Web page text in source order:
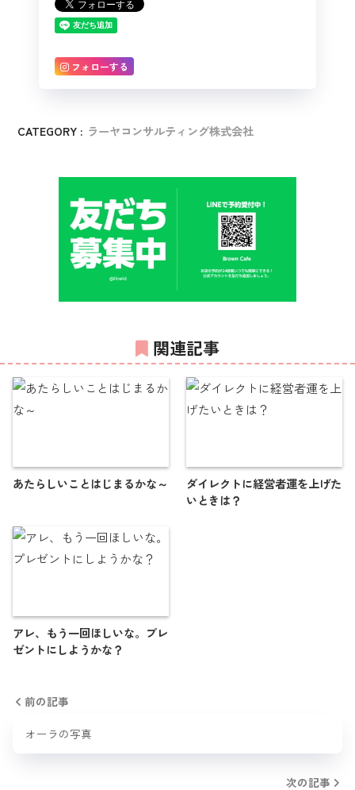
フォローする
CATEGORY : ラーヤコンサルティング株式会社
関連記事
あたらしいことはじまるかな～
ダイレクトに経営者運を上げた
いときは？
アレ、もう一回ほしいな。プレ
ゼントにしようかな？
前の記事
オーラの写真
次の記事